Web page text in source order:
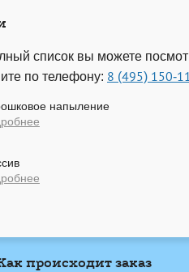
список вы можете
по телефону: 8 (495) 150-
напыление
происходит заказ